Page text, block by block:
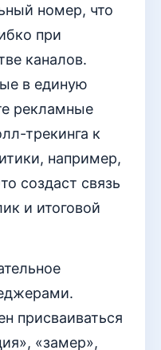
номер, что
при
каналов.
в единую
рекламные
трекинга к
например,
создаст связь
и итоговой
присваиваться
«замер»,